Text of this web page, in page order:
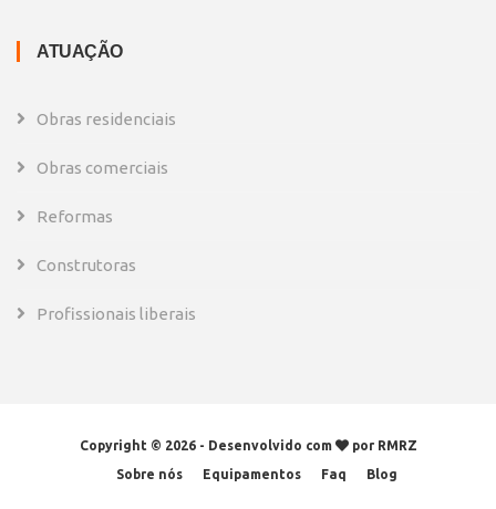
ATUAÇÃO
Obras residenciais
Obras comerciais
Reformas
Construtoras
Profissionais liberais
Copyright © 2026 - Desenvolvido com
por RMRZ
Sobre nós
Equipamentos Faq Blog